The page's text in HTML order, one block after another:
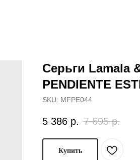
Серьги Lamala
PENDIENTE
SKU: MFPE044
5 386 р. 7 695 р.
Купить